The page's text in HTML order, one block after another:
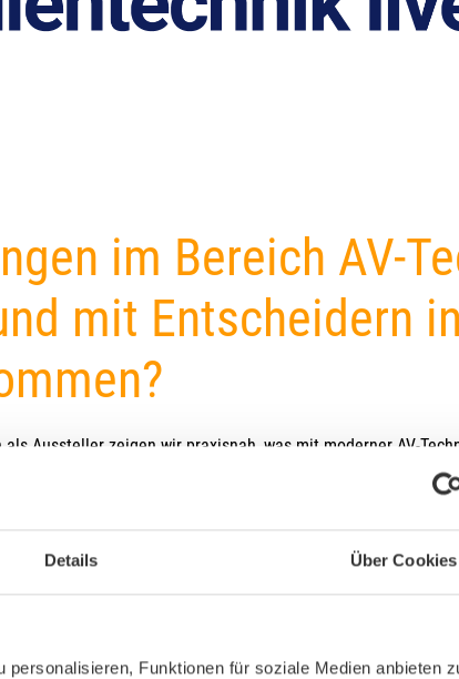
Details Über Cookies
Funktionen für soziale Medien anbieten
Displays 21:9 Ultrawide Displays
im Bereich AV-
mit Entscheidern
als Aussteller zeigen wir praxisnah, was mit moderner AV-
Video- und Konferenztechnik über Licht- und
Bedarf an AV-Lösungen
in Themenräumen oder im Rahmen von Live-